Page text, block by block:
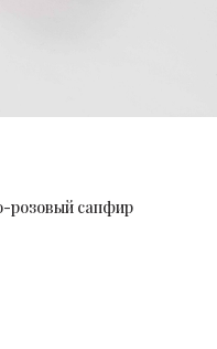
розовый сапфир